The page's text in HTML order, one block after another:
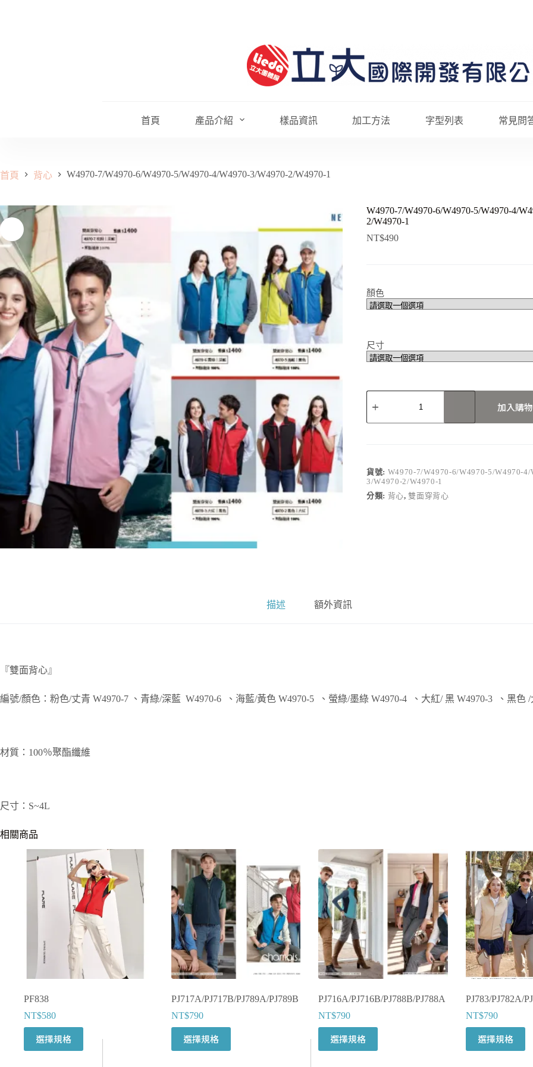
首頁 產品介紹 樣品資訊 加工方法 字型列表 常見問
首頁 背心 W4970-7/W4970-6/W4970-5/W4970-4/W4970-3/W4970-2/W4970-1
W4970-7/W4970-6/W4970-5/W4970-4/
2/W4970-1
NT$490
顏色
尺寸
W4970-
7/W4970-
5/W4970-
1
數
量
加入購
貨號: W4970-7/W4970-6/W4970-5/W4970-4/
3/W4970-2/W4970-1
分類: 背心,雙面穿背心
描述 額外資訊
『雙面背心』
編號/顏色：粉色/丈青 W4970-7 、青綠/深藍 W4970-6 、海藍/黃色 W4970-5 、螢綠/墨綠 W4970-4 、大紅/ 黑 W4970-3 、黑色 /
材質：100％聚酯纖維
尺寸：S~4L
相關商品
PF838
NT$580
選擇規格
產
PJ717A/PJ717B/PJ789A/PJ789B
NT$790
選擇規格
產
PJ716A/PJ716B/PJ788B/PJ788A
NT$790
選擇規格
產
PJ783/PJ782A/
NT$790
選擇規格
產